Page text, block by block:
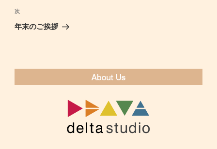
ゲ
ー
稿
次
の
次
年末のご挨拶